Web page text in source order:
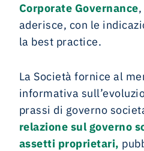
Corporate Governance
aderisce, con le
la best practice.
La Società fornice al
informativa
prassi di governo
relazione sul governo
assetti proprietari,